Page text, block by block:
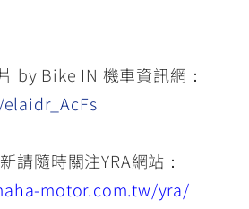
by Bike IN 機車資訊網：
請隨時關注YRA網站：
motor.com.tw/yra/